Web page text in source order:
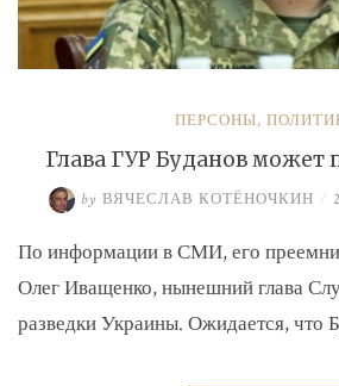
ПЕРСОНЫ,
Глава ГУР Буданов может
by ВЯЧЕСЛАВ КОТЁНОЧКИН /
По информации в СМИ, его
Олег Иващенко, нынешний глава
разведки Украины. Ожидается, что